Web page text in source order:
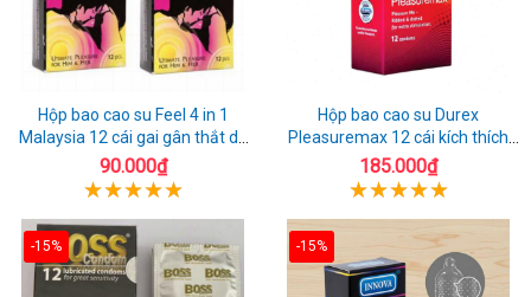
Hộp bao cao su Feel 4 in 1
Malaysia 12 cái gai gân thắt dễ
sử dụng
90.000₫
Hộp bao cao su Durex
Pleasuremax 12 cái kích thích
tăng khoái cảm
185.000₫
-15% -15%